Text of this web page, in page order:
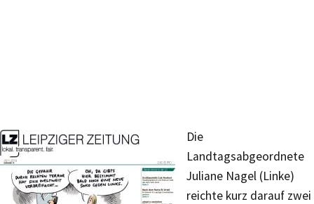
Die
Landtagsabgeordnete
Juliane Nagel (Linke)
reichte kurz darauf zwei